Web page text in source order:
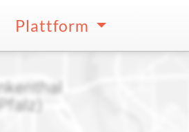
Plattform